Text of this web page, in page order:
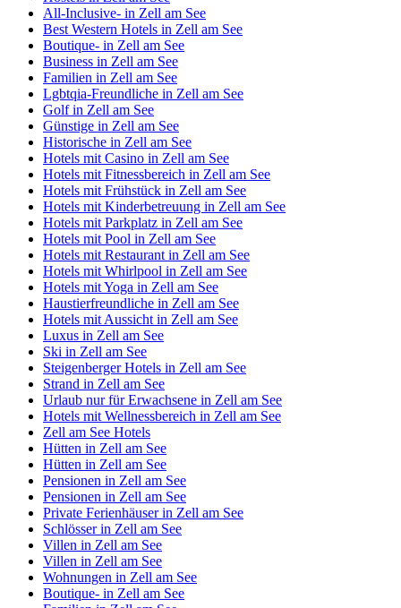
All-Inclusive- in Zell am See
Best Western Hotels in Zell am See
Boutique- in Zell am See
Business in Zell am See
Familien in Zell am See
Lgbtqia-Freundliche in Zell am See
Golf in Zell am See
Günstige in Zell am See
Historische in Zell am See
Hotels mit Casino in Zell am See
Hotels mit Fitnessbereich in Zell am See
Hotels mit Frühstück in Zell am See
Hotels mit Kinderbetreuung in Zell am See
Hotels mit Parkplatz in Zell am See
Hotels mit Pool in Zell am See
Hotels mit Restaurant in Zell am See
Hotels mit Whirlpool in Zell am See
Hotels mit Yoga in Zell am See
Haustierfreundliche in Zell am See
Hotels mit Aussicht in Zell am See
Luxus in Zell am See
Ski in Zell am See
Steigenberger Hotels in Zell am See
Strand in Zell am See
Urlaub nur für Erwachsene in Zell am See
Hotels mit Wellnessbereich in Zell am See
Zell am See Hotels
Hütten in Zell am See
Hütten in Zell am See
Pensionen in Zell am See
Pensionen in Zell am See
Private Ferienhäuser in Zell am See
Schlösser in Zell am See
Villen in Zell am See
Villen in Zell am See
Wohnungen in Zell am See
Boutique- in Zell am See